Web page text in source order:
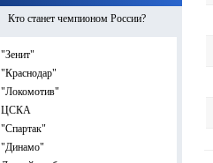
Кто станет чемпионом России?
"Зенит"
"Краснодар"
"Локомотив"
ЦСКА
"Спартак"
"Динамо"